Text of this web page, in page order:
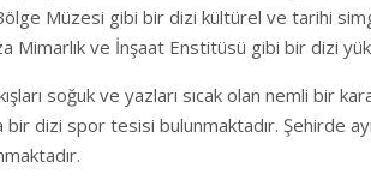
Müzesi gibi bir dizi kültürel ve tarihi
Mimarlık ve İnşaat Enstitüsü gibi bir dizi
soğuk ve yazları sıcak olan nemli bir
bir dizi spor tesisi bulunmaktadır. Şehirde